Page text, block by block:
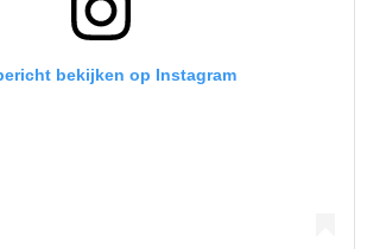
bekijken op Instagram